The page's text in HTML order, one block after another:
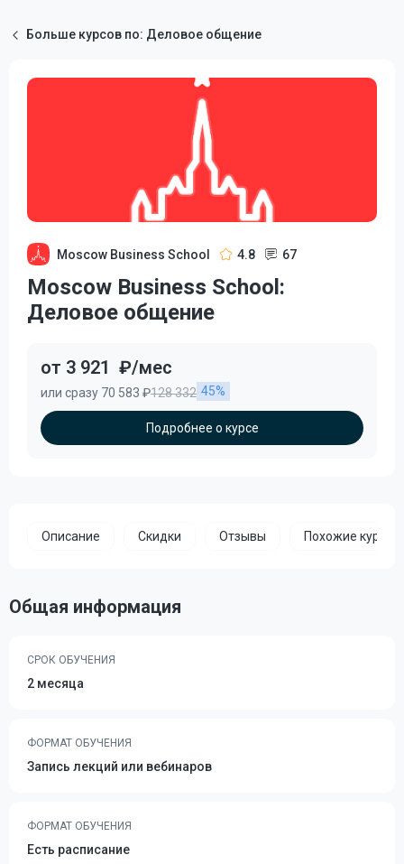
Больше курсов по: Деловое общение
Moscow Business School 4.8 67
Moscow Business School:
Деловое общение
от 3 921 ₽/мес
или сразу 70 583 ₽128 332 45%
Подробнее о курсе
Описание Скидки Отзывы Похожие курсы
Общая информация
СРОК ОБУЧЕНИЯ
2 месяца
ФОРМАТ ОБУЧЕНИЯ
Запись лекций или вебинаров
ФОРМАТ ОБУЧЕНИЯ
Есть расписание